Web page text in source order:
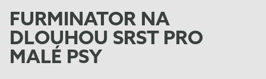
FURMINATOR NA
DLOUHOU SRST PRO
MALÉ PSY